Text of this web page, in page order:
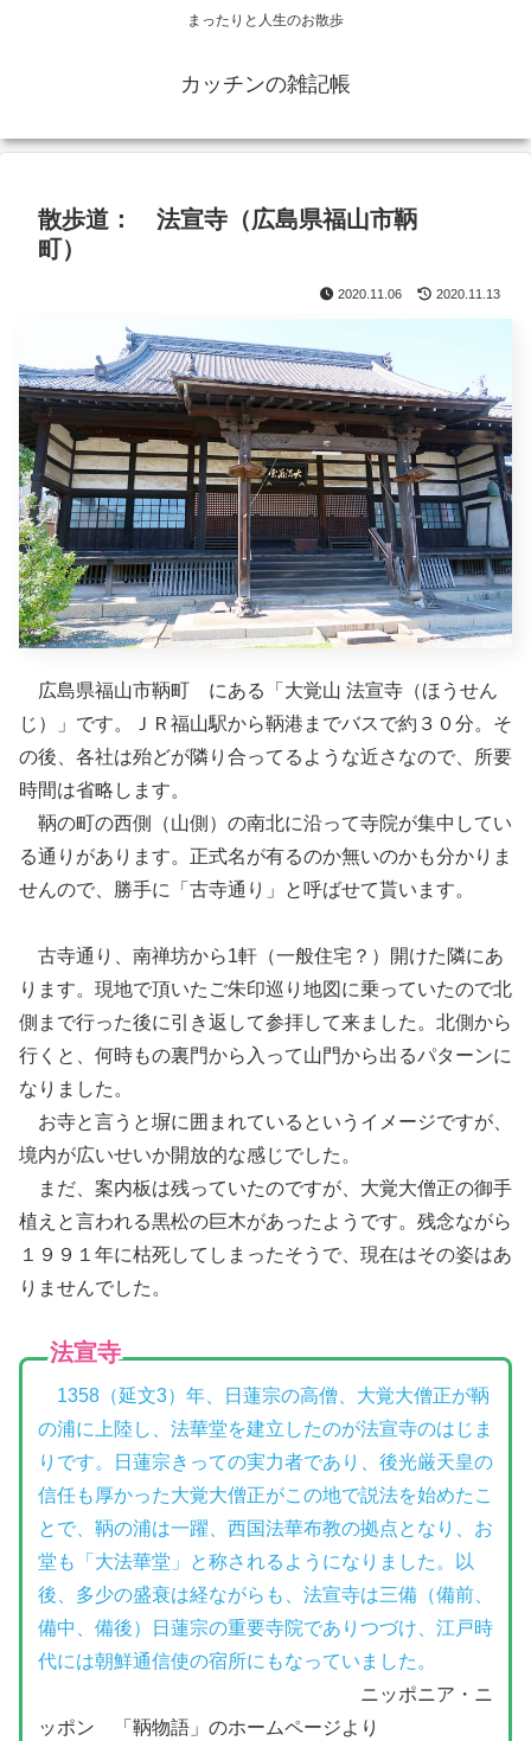
まったりと人生のお散歩
カッチンの雑記帳
散歩道： 法宣寺（広島県福山市鞆
町）
2020.11.06 2020.11.13
広島県福山市鞆町 にある「大覚山 法宣寺（ほうせん
じ）」です。ＪＲ福山駅から鞆港までバスで約３０分。そ
の後、各社は殆どが隣り合ってるような近さなので、所要
時間は省略します。
鞆の町の西側（山側）の南北に沿って寺院が集中してい
る通りがあります。正式名が有るのか無いのかも分かりま
せんので、勝手に「古寺通り」と呼ばせて貰います。
古寺通り、南禅坊から1軒（一般住宅？）開けた隣にあ
ります。現地で頂いたご朱印巡り地図に乗っていたので北
側まで行った後に引き返して参拝して来ました。北側から
行くと、何時もの裏門から入って山門から出るパターンに
なりました。
お寺と言うと塀に囲まれているというイメージですが、
境内が広いせいか開放的な感じでした。
まだ、案内板は残っていたのですが、大覚大僧正の御手
植えと言われる黒松の巨木があったようです。残念ながら
１９９１年に枯死してしまったそうで、現在はその姿はあ
りませんでした。
法宣寺
1358（延文3）年、日蓮宗の高僧、大覚大僧正が鞆
の浦に上陸し、法華堂を建立したのが法宣寺のはじま
りです。日蓮宗きっての実力者であり、後光厳天皇の
信任も厚かった大覚大僧正がこの地で説法を始めたこ
とで、鞆の浦は一躍、西国法華布教の拠点となり、お
堂も「大法華堂」と称されるようになりました。以
後、多少の盛衰は経ながらも、法宣寺は三備（備前、
備中、備後）日蓮宗の重要寺院でありつづけ、江戸時
代には朝鮮通信使の宿所にもなっていました。
ニッポニア・ニ
ッポン 「鞆物語」のホームページより